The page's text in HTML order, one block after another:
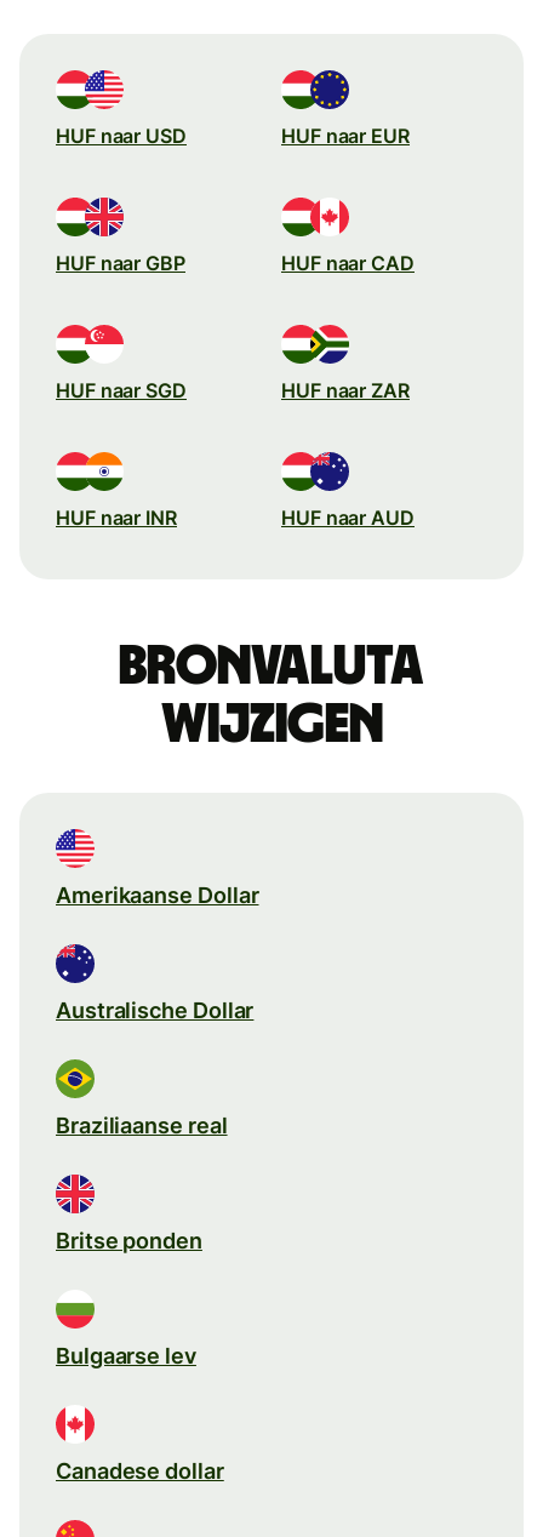
HUF naar USD HUF naar EUR
HUF naar GBP HUF naar CAD
HUF naar SGD HUF naar ZAR
HUF naar INR HUF naar AUD
Bronvaluta
wijzigen
Amerikaanse Dollar
Australische Dollar
Braziliaanse real
Britse ponden
Bulgaarse lev
Canadese dollar